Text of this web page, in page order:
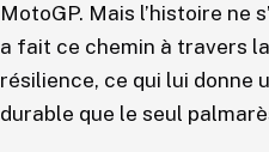
MotoGP. Mais l’histoire ne
a fait ce chemin à travers
résilience, ce qui lui donne
durable que le seul